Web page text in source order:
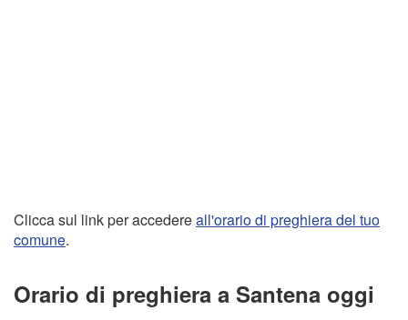
Clicca sul link per accedereall'orario di preghiera del tuo
comune.
Orario di preghiera a Santena oggi